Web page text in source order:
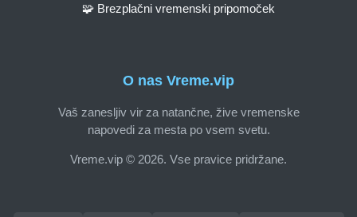
O nas Vreme.vip
Vaš zanesljiv vir za natančne, žive vremenske
napovedi za mesta po vsem svetu.
Vreme.vip © 2026. Vse pravice pridržane.
🧩 Brezplačni vremenski pripomoček